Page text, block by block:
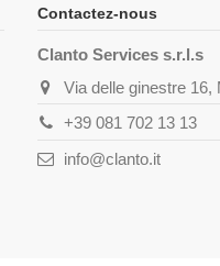
Contactez-nous
Clanto Services s.r.l.s
Via delle ginestre 16,
+39 081 702 13 13
info@clanto.it